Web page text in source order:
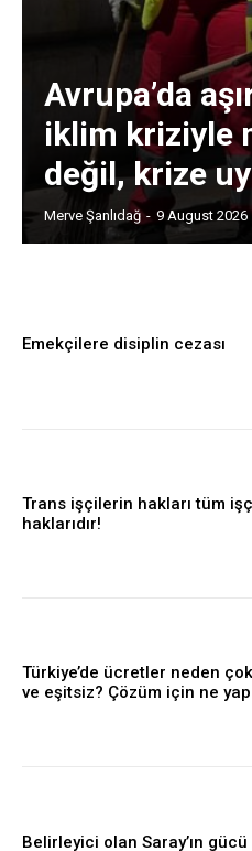
Avrupa’da
iklim kriziyle
değil, krize
Merve Şanlıdağ - 9 August 2026
Emekçilere disiplin cezası
Trans işçilerin hakları tüm
haklarıdır!
Türkiye’de ücretler neden
ve eşitsiz? Çözüm için ne
Belirleyici olan Saray’ın